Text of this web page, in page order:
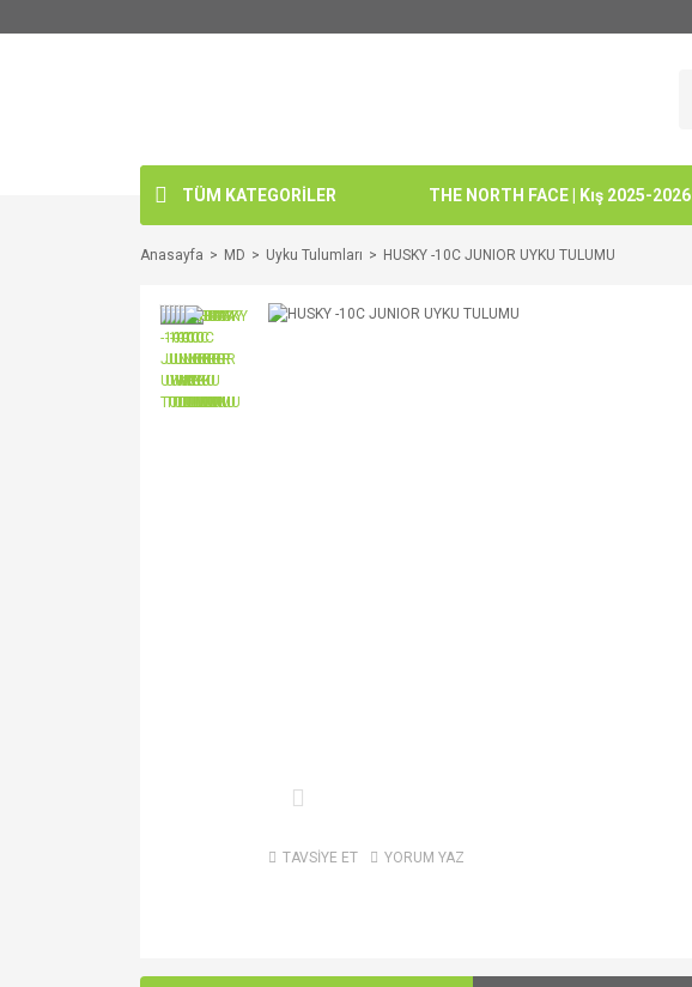
TÜM KATEGORİLER THE NORTH FACE | Kış 2025-2026
Anasayfa MD Uyku Tulumları HUSKY -10C JUNIOR UYKU TULUMU
TAVSİYE ET YORUM YAZ